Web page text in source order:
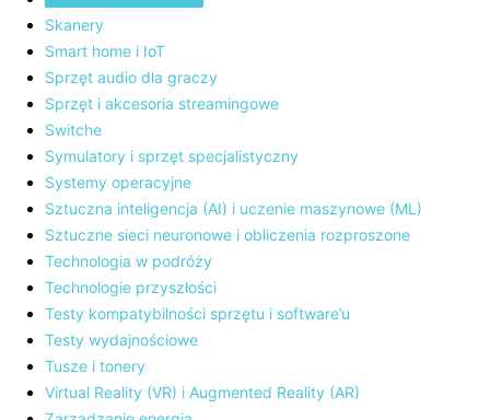
Skanery
Smart home i IoT
Sprzęt audio dla graczy
Sprzęt i akcesoria streamingowe
Switche
Symulatory i sprzęt specjalistyczny
Systemy operacyjne
Sztuczna inteligencja (AI) i uczenie maszynowe (ML)
Sztuczne sieci neuronowe i obliczenia rozproszone
Technologia w podróży
Technologie przyszłości
Testy kompatybilności sprzętu i software’u
Testy wydajnościowe
Tusze i tonery
Virtual Reality (VR) i Augmented Reality (AR)